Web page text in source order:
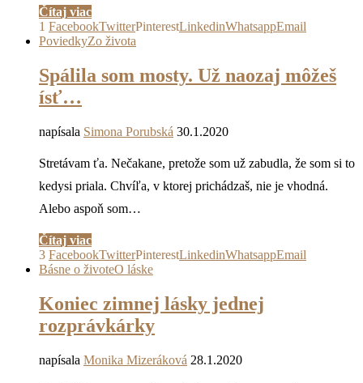
Čítaj viac
1 FacebookTwitterPinterestLinkedinWhatsappEmail
PoviedkyZo života
Spálila som mosty. Už naozaj môžeš
ísť…
napísala Simona Porubská 30.1.2020
Stretávam ťa. Nečakane, pretože som už zabudla, že som si to
kedysi priala. Chvíľa, v ktorej prichádzaš, nie je vhodná.
Alebo aspoň som…
Čítaj viac
3 FacebookTwitterPinterestLinkedinWhatsappEmail
Básne o životeO láske
Koniec zimnej lásky jednej
rozprávkárky
napísala Monika Mizeráková 28.1.2020